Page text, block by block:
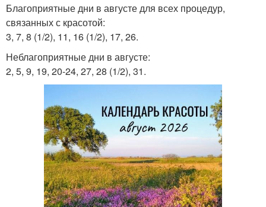
Благоприятные дни в августе для всех процедур,
связанных с красотой:
3, 7, 8 (1/2), 11, 16 (1/2), 17, 26.
Неблагоприятные дни в августе:
2, 5, 9, 19, 20-24, 27, 28 (1/2), 31.